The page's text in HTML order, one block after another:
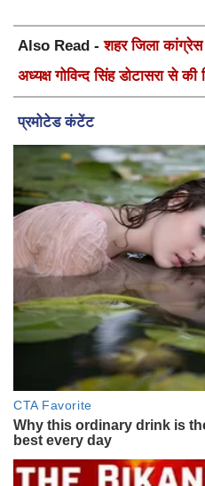
Also Read -शहर जिला
अध्यक्ष गोविन्द सिंह डोटासरा से की